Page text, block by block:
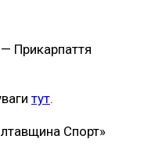
Прикарпаття
тут.
Спорт»